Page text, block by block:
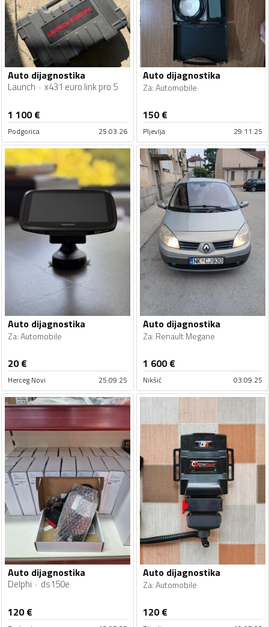
Auto dijagnostika
Launch x431 euro link pro 5
1 100€
Podgorica 25.03.26
Auto dijagnostika
Za:Automobile
150€
Pljevlja 29.11.25
Auto dijagnostika
Za:Automobile
20€
Herceg Novi 25.09.25
Auto dijagnostika
Za: Renault Megane
1 600€
Nikšić 03.09.25
Auto dijagnostika
Delphi ds150e
120€
Auto dijagnostika
Za:Automobile
120€